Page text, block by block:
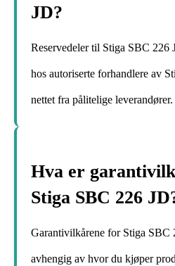
JD?
Reservedeler til Stiga SBC 226
hos autoriserte forhandlere av
nettet fra pålitelige leverandører.
Hva er
Stiga SBC 226
Garantivilkårene for Stiga SBC
avhengig av hvor du kjøper